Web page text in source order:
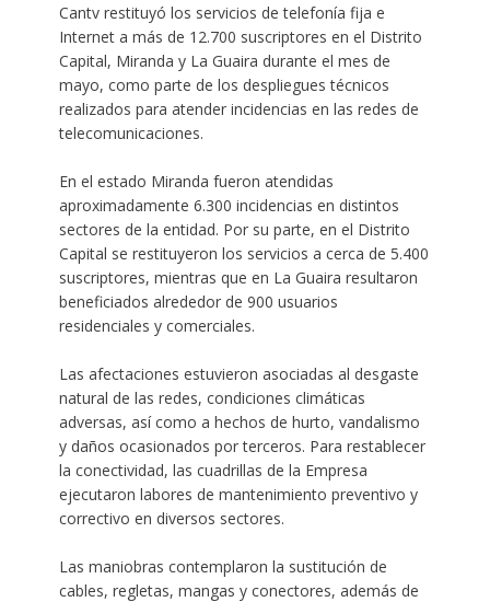
Cantv restituyó los servicios de telefonía fija e
Internet a más de 12.700 suscriptores en el Distrito
Capital, Miranda y La Guaira durante el mes de
mayo, como parte de los despliegues técnicos
realizados para atender incidencias en las redes de
telecomunicaciones.
En el estado Miranda fueron atendidas
aproximadamente 6.300 incidencias en distintos
sectores de la entidad. Por su parte, en el Distrito
Capital se restituyeron los servicios a cerca de 5.400
suscriptores, mientras que en La Guaira resultaron
beneficiados alrededor de 900 usuarios
residenciales y comerciales.
Las afectaciones estuvieron asociadas al desgaste
natural de las redes, condiciones climáticas
adversas, así como a hechos de hurto, vandalismo
y daños ocasionados por terceros. Para restablecer
la conectividad, las cuadrillas de la Empresa
ejecutaron labores de mantenimiento preventivo y
correctivo en diversos sectores.
Las maniobras contemplaron la sustitución de
cables, regletas, mangas y conectores, además de